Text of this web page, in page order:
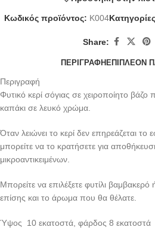
Κωδικός προϊόντος: Κ004
Share:
ΠΕΡΙΓΡΑΦΉΕΠΙΠΛΈΟΝ
Περιγραφή
Φυτικό κερί σόγιας σε χειροποίητο
καπάκι σε λευκό χρώμα.
Όταν λειώνει το κερί δεν επηρεάζεται το
μπορείτε να το κρατήσετε για
μικροαντικειμένων.
Μπορείτε να επιλέξετε φυτίλι
επίσης και το άρωμα που θα θέλατε.
Ύψος 10 εκατοστά, φάρδος 8 εκατοστά